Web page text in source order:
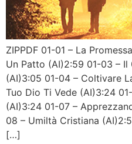
ZIPPDF 01-01 – La
Un Patto (AI)2:59 01-03 –
(AI)3:05 01-04 – Coltivare
Tuo Dio Ti Vede (AI)3:24
(AI)3:24 01-07 –
08 – Umiltà Cristiana
[…]